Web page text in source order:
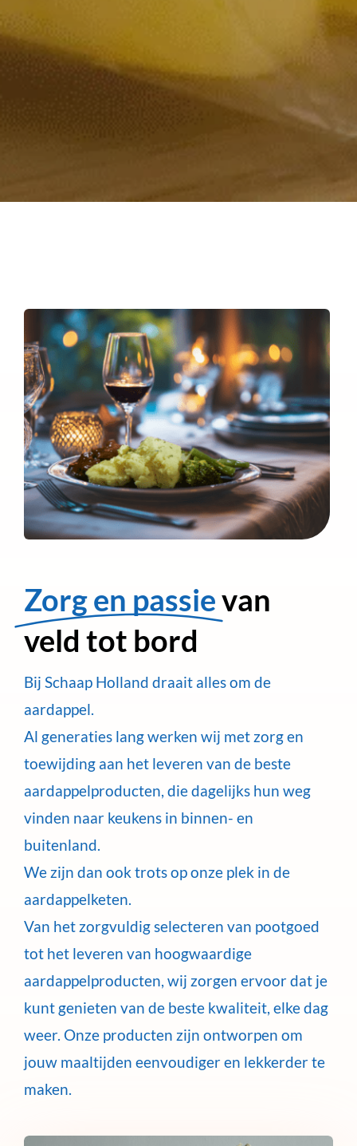
Zorg en passievan
veld tot bord
Bij Schaap Holland draait alles om de
aardappel.
Al generaties lang werken wij met zorg en
toewijding aan het leveren van de beste
aardappelproducten, die dagelijks hun weg
vinden naar keukens in binnen- en
buitenland.
We zijn dan ook trots op onze plek in de
aardappelketen.
Van het zorgvuldig selecteren van pootgoed
tot het leveren van hoogwaardige
aardappelproducten, wij zorgen ervoor dat je
kunt genieten van de beste kwaliteit, elke dag
weer. Onze producten zijn ontworpen om
jouw maaltijden eenvoudiger en lekkerder te
maken.